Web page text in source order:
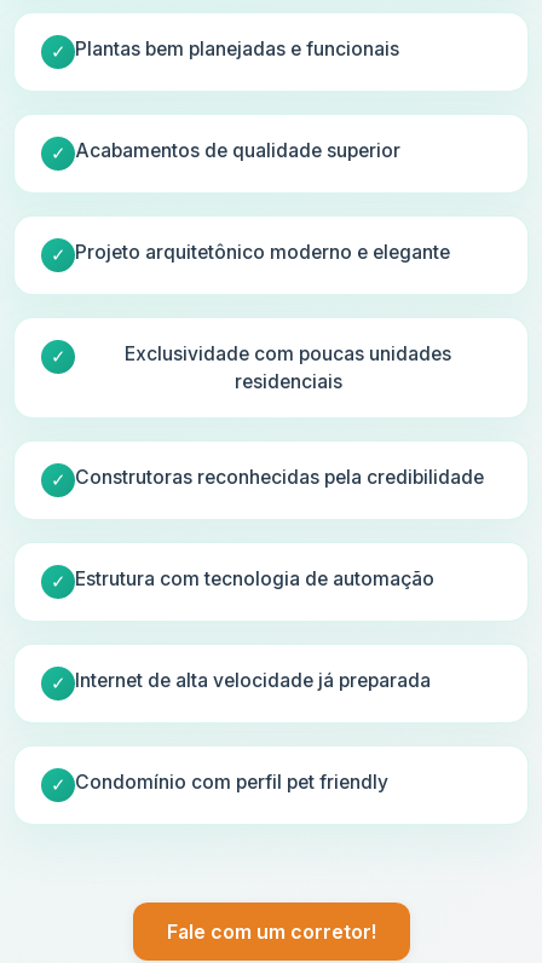
Plantas bem planejadas e funcionais
Acabamentos de qualidade superior
Projeto arquitetônico moderno e elegante
Exclusividade com poucas unidades
residenciais
Construtoras reconhecidas pela credibilidade
Estrutura com tecnologia de automação
Internet de alta velocidade já preparada
Condomínio com perfil pet friendly
Fale com um corretor!